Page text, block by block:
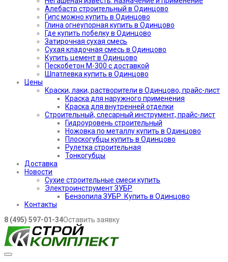
Алебастр строительный в Одинцово
Гипс можно купить в Одинцово
Глина огнеупорная купить в Одинцово
Где купить побелку в Одинцово
Затирочная сухая смесь
Сухая кладочная смесь в Одинцово
Купить цемент в Одинцово
Пескобетон М-300 с доставкой
Шпатлевка купить в Одинцово
Цены
Краски, лаки, растворители в Одинцово, прайс-лист
Краска для наружного применения
Краска для внутренней отделки
Строительный, слесарный инструмент, прайс-лист
Гидроуровень строительный
Ножовка по металлу купить в Одинцово
Плоскогубцы купить в Одинцово
Рулетка строительная
Тонкогубцы
Доставка
Новости
Сухие строительные смеси купить
Электроинструмент ЗУБР
Бензопила ЗУБР. Купить в Одинцово
Контакты
8 (495) 597-01-34Оставить заявку